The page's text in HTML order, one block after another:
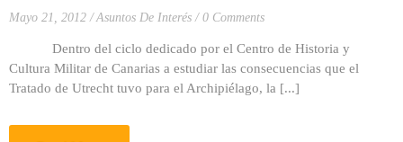
Mayo 21, 2012 Asuntos De Interés 0 Comments
Dentro del ciclo dedicado por el Centro de Historia y
Cultura Militar de Canarias a estudiar las consecuencias que el
Tratado de Utrecht tuvo para el Archipiélago, la [...]